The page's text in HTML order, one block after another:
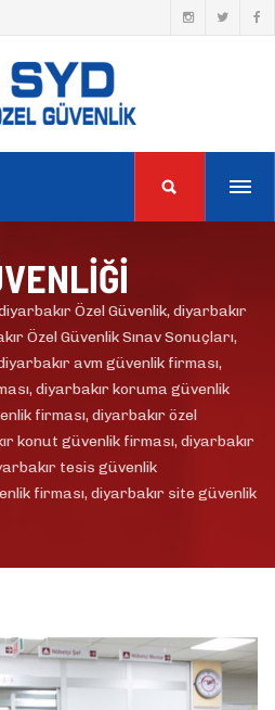
Özel Güvenlik, diyarbakır
Özel Güvenlik Sınav Sonuçları,
avm güvenlik firması,
diyarbakır koruma güvenlik
firması, diyarbakır özel
konut güvenlik firması, diyarbakır
tesis güvenlik
firması, diyarbakır site güvenlik